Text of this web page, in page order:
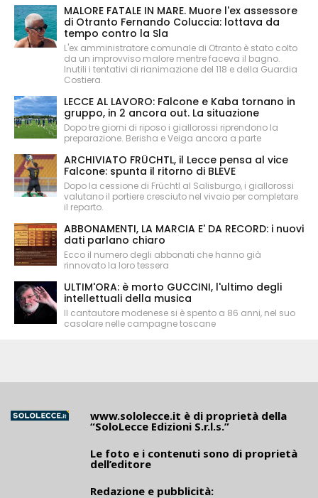
MALORE FATALE IN MARE. Muore l'ex assessore
di Otranto Fernando Coluccia: lottava da
tempo contro la Sla
L'ex amministratore comunale di Otranto è stato colto
da un improvviso malore mentre faceva il bagno.
Inutili i tentativi di rianimazione del 118 e della Guardia
Costiera.
LECCE AL LAVORO: Falcone e Kaba tornano in
gruppo, in 2 ancora out. La situazione
Dopo tre giorni di riposo i giallorossi riprendono la
preparazione. Berisha e Veiga ancora a parte
ARCHIVIATO FRÜCHTL, il Lecce pensa al vice
Falcone: spunta il ritorno di BLEVE
Dopo la cessione di Früchtl al Salisburgo, i giallorossi
valutano il portiere cresciuto nel vivaio per completare
il reparto.
ABBONAMENTI, LA MARCIA E' DA RECORD: i nuovi
dati parlano chiaro
Ecco il numero degli abbonati che hanno già
rinnovato la loro tessera
ULTIM'ORA: è morto GUCCINI, l'ultimo degli
intellettuali della musica
Il cantautore modenese si è spento a 86 anni, nel suo
casolare nelle campagne toscane
www.sololecce.it è di proprietà della
“SoloLecce Edizioni S.r.l.s.”
Le foto e i contenuti sono di proprietà
dell’editore
Redazione e pubblicità: